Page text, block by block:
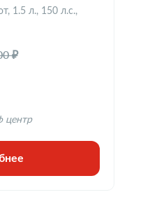
1.5 л., 150 л.с.,
₽
центр